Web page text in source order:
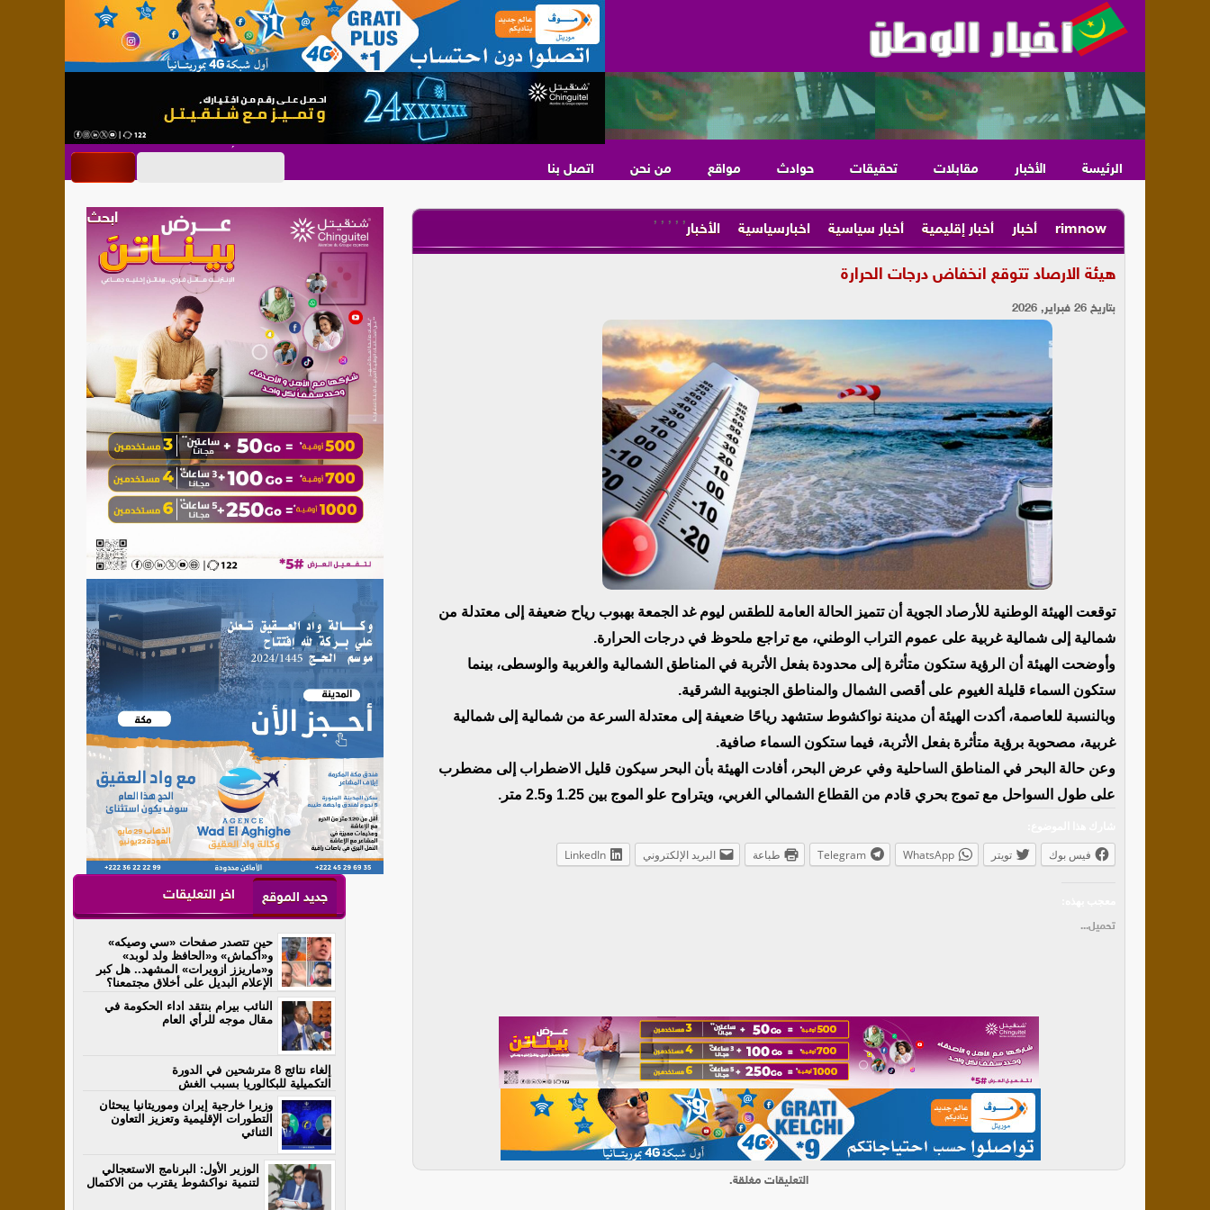
الرئيسة الأخبار مقابلات تحقيقات حوادث مواقع من نحن اتصل بنا
rimnow
,
أخبار
,
أخبار إقليمية
,
أخبار سياسية
,
اخبارسياسية
,
الأخبار
هيئة الارصاد تتوقع انخفاض درجات الحرارة
بتاريخ 26 فبراير, 2026
توقعت الهيئة الوطنية للأرصاد الجوية أن تتميز الحالة العامة للطقس ليوم غد الجمعة بهبوب رياح ضعيفة إلى معتدلة من
شمالية إلى شمالية غربية على عموم التراب الوطني، مع تراجع ملحوظ في درجات الحرارة.
وأوضحت الهيئة أن الرؤية ستكون متأثرة إلى محدودة بفعل الأتربة في المناطق الشمالية والغربية والوسطى، بينما
ستكون السماء قليلة الغيوم على أقصى الشمال والمناطق الجنوبية الشرقية.
وبالنسبة للعاصمة، أكدت الهيئة أن مدينة نواكشوط ستشهد رياحًا ضعيفة إلى معتدلة السرعة من شمالية إلى شمالية
غربية، مصحوبة برؤية متأثرة بفعل الأتربة، فيما ستكون السماء صافية.
وعن حالة البحر في المناطق الساحلية وفي عرض البحر، أفادت الهيئة بأن البحر سيكون قليل الاضطراب إلى مضطرب
على طول السواحل مع تموج بحري قادم من القطاع الشمالي الغربي، ويتراوح علو الموج بين 1.25 و2.5 متر.
فيس بوك تويتر WhatsApp
Telegram طباعة البريد الإلكتروني LinkedIn
تحميل...
التعليقات مغلقة.
جديد الموقع اخر التعليقات
حين تتصدر صفحات «سي وصيكه»
و«أكماش» و«الحافظ ولد لوبد»
و«ماريزز ازويرات» المشهد.. هل كبر
الإعلام البديل على أخلاق مجتمعنا؟
النائب بيرام بنتقد اداء الحكومة في
مقال موجه للرأي العام
إلغاء نتائج 8 مترشحين في الدورة
التكميلية للبكالوريا بسبب الغش
وزيرا خارجية إيران وموريتانيا يبحثان
التطورات الإقليمية وتعزيز التعاون
الثنائي
الوزير الأول: البرنامج الاستعجالي
لتنمية نواكشوط يقترب من الاكتمال